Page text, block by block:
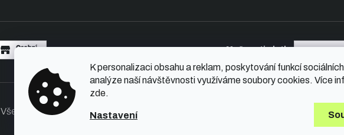
K personalizaci obsahu a reklam, poskytování funkcí
analýze naší návštěvnosti využíváme soubory cookies. Více
zde.
Nastavení
Možnosti platby
Vytvořil
. Všechna práva vyhrazena.